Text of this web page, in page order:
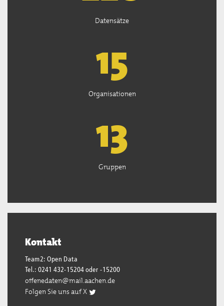
Datensätze
15
Organisationen
13
Gruppen
Kontakt
Team2: Open Data
Tel.: 0241 432-15204 oder -15200
offenedaten@mail.aachen.de
Folgen Sie uns auf X